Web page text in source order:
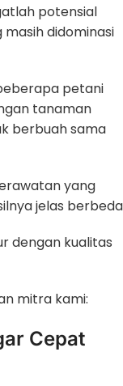
potensial
didominasi
petani
tanaman
berbuah sama
yang
jelas berbeda
dengan kualitas
mitra kami:
Cepat